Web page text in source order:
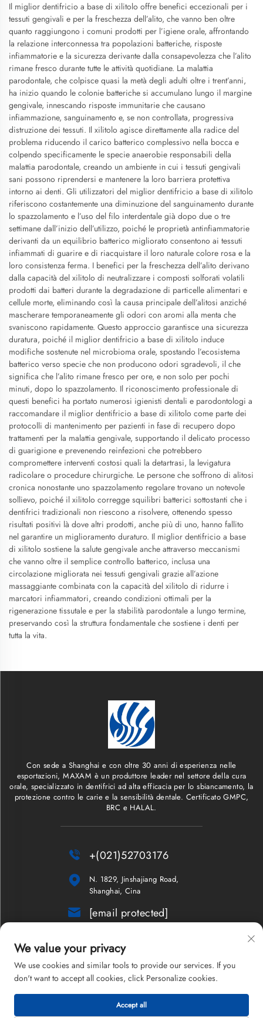
Il miglior dentifricio a base di xilitolo offre benefici eccezionali per i
tessuti gengivali e per la freschezza dell’alito, che vanno ben oltre
quanto raggiungono i comuni prodotti per l’igiene orale, affrontando
la relazione interconnessa tra popolazioni batteriche, risposte
infiammatorie e la sicurezza derivante dalla consapevolezza che l’alito
rimane fresco durante tutte le attività quotidiane. La malattia
parodontale, che colpisce quasi la metà degli adulti oltre i trent’anni,
ha inizio quando le colonie batteriche si accumulano lungo il margine
gengivale, innescando risposte immunitarie che causano
infiammazione, sanguinamento e, se non controllata, progressiva
distruzione dei tessuti. Il xilitolo agisce direttamente alla radice del
problema riducendo il carico batterico complessivo nella bocca e
colpendo specificamente le specie anaerobie responsabili della
malattia parodontale, creando un ambiente in cui i tessuti gengivali
sani possono riprendersi e mantenere la loro barriera protettiva
intorno ai denti. Gli utilizzatori del miglior dentifricio a base di xilitolo
riferiscono costantemente una diminuzione del sanguinamento durante
lo spazzolamento e l’uso del filo interdentale già dopo due o tre
settimane dall’inizio dell’utilizzo, poiché le proprietà antinfiammatorie
derivanti da un equilibrio batterico migliorato consentono ai tessuti
infiammati di guarire e di riacquistare il loro naturale colore rosa e la
loro consistenza ferma. I benefici per la freschezza dell’alito derivano
dalla capacità del xilitolo di neutralizzare i composti solforati volatili
prodotti dai batteri durante la degradazione di particelle alimentari e
cellule morte, eliminando così la causa principale dell’alitosi anziché
mascherare temporaneamente gli odori con aromi alla menta che
svaniscono rapidamente. Questo approccio garantisce una sicurezza
duratura, poiché il miglior dentifricio a base di xilitolo induce
modifiche sostenute nel microbioma orale, spostando l’ecosistema
batterico verso specie che non producono odori sgradevoli, il che
significa che l’alito rimane fresco per ore, e non solo per pochi
minuti, dopo lo spazzolamento. Il riconoscimento professionale di
questi benefici ha portato numerosi igienisti dentali e parodontologi a
raccomandare il miglior dentifricio a base di xilitolo come parte dei
protocolli di mantenimento per pazienti in fase di recupero dopo
trattamenti per la malattia gengivale, supportando il delicato processo
di guarigione e prevenendo reinfezioni che potrebbero
compromettere interventi costosi quali la detartrasi, la levigatura
radicolare o procedure chirurgiche. Le persone che soffrono di alitosi
cronica nonostante uno spazzolamento regolare trovano un notevole
sollievo, poiché il xilitolo corregge squilibri batterici sottostanti che i
dentifrici tradizionali non riescono a risolvere, ottenendo spesso
risultati positivi là dove altri prodotti, anche più di uno, hanno fallito
nel garantire un miglioramento duraturo. Il miglior dentifricio a base
di xilitolo sostiene la salute gengivale anche attraverso meccanismi
che vanno oltre il semplice controllo batterico, inclusa una
circolazione migliorata nei tessuti gengivali grazie all’azione
massaggiante combinata con la capacità del xilitolo di ridurre i
marcatori infiammatori, creando condizioni ottimali per la
rigenerazione tissutale e per la stabilità parodontale a lungo termine,
preservando così la struttura fondamentale che sostiene i denti per
tutta la vita.
Con sede a Shanghai e con oltre 30 anni di esperienza nelle
esportazioni, MAXAM è un produttore leader nel settore della cura
orale, specializzato in dentifrici ad alta efficacia per lo sbiancamento, la
protezione contro le carie e la sensibilità dentale. Certificato GMPC,
BRC e HALAL.
 +(021)52703176

N. 1829, Jinshajiang Road,
Shanghai, Cina
 [email protected]
Newsletter
Copyright © 2026 Shanghai Maxam Company Limited. Tutti i diritti
riservati.
We value your privacy
We use cookies and similar tools to provide our services. If you
don't want to accept all cookies, click Personalize cookies.
Accept all